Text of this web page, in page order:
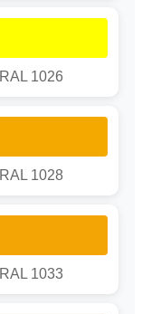
RAL 1026
RAL 1028
RAL 1033